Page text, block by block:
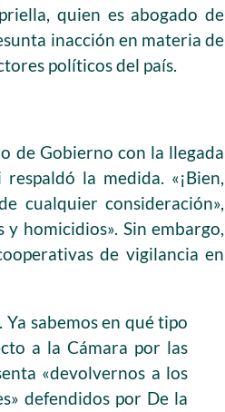
quien es abogado de
inacción en materia de
políticos del país.
de Gobierno con la llegada
la medida. «¡Bien,
cualquier consideración»,
homicidios». Sin embargo,
de vigilancia en
sabemos en qué tipo
a la Cámara por las
«devolvernos a los
defendidos por De la